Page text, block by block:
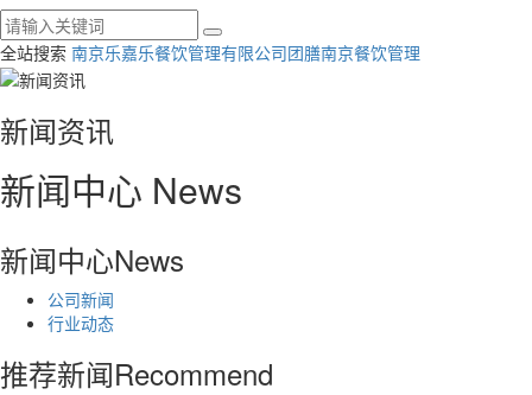
全站搜索 南京乐嘉乐餐饮管理有限公司团膳南京餐饮管理
新闻资讯
新闻中心 News
新闻中心News
公司新闻
行业动态
推荐新闻Recommend